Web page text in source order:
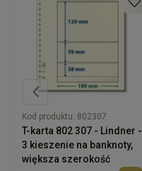
Kod produktu: 802307
T-karta 802 307 - Lindner -
3 kieszenie na banknoty,
większa szerokość